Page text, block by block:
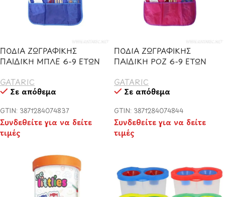
ΠΟΔΙΑ ΖΩΓΡΑΦΙΚΗΣ
ΠΑΙΔΙΚΗ ΜΠΛΕ 6-9 ΕΤΩΝ
GATARIC
Σε απόθεμα
GTIN: 3871284074837
Συνδεθείτε για να δείτε
τιμές
ΠΟΔΙΑ ΖΩΓΡΑΦΙΚΗΣ
ΠΑΙΔΙΚΗ ΡΟΖ 6-9 ΕΤΩΝ
GATARIC
Σε απόθεμα
GTIN: 3871284074844
Συνδεθείτε για να δείτε
τιμές